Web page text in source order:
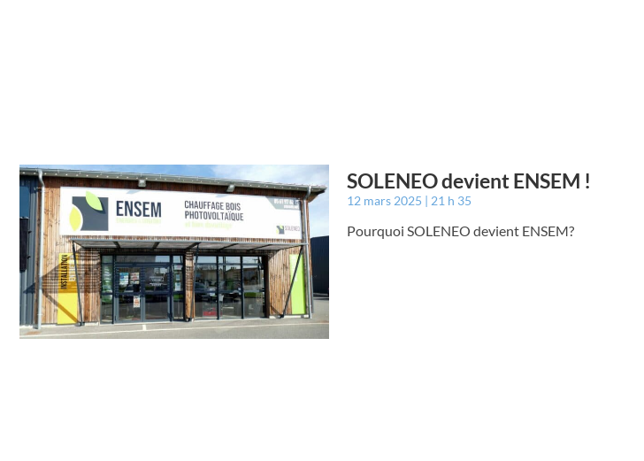
SOLENEO devient ENSEM !
12 mars 2025 21 h 35
Pourquoi SOLENEO devient ENSEM?